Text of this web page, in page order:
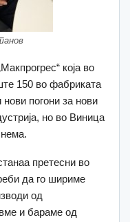
која во
150 во фабриката
погони за нови
но во Виница
претесни во
да го шириме
од
и бараме од